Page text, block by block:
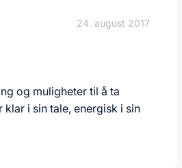
24. august 2017
og muligheter til å ta
i sin tale, energisk i sin